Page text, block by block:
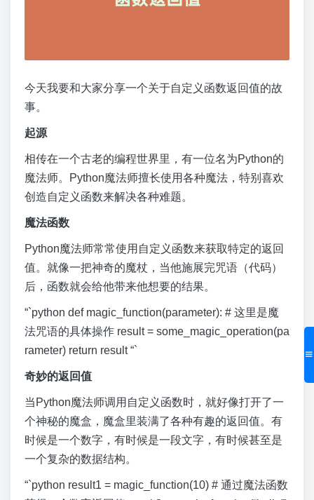
今天我要和大家分享一个关于自定义函数返回值的故
事。
起源
相传在一个古老的编程世界里，有一位名为Python的
魔法师。Python魔法师擅长使用各种魔法，特别喜欢
创造自定义函数来解决各种难题。
魔法函数
Python魔法师常常使用自定义函数来获取特定的返回
值。就像一把神奇的魔杖，当他施展完咒语（代码）
后，函数就会给他带来他想要的结果。
“`python def magic_function(parameter): # 这里是魔
法咒语的具体操作 result = some_magic_operation(pa
rameter) return result “`
奇妙的返回值
当Python魔法师调用自定义函数时，就好像打开了一
个神秘的魔盒，魔盒里装满了各种有趣的返回值。有
时候是一个数字，有时候是一段文字，有时候甚至是
一个复杂的数据结构。
“`python result1 = magic_function(10) # 通过魔法函数